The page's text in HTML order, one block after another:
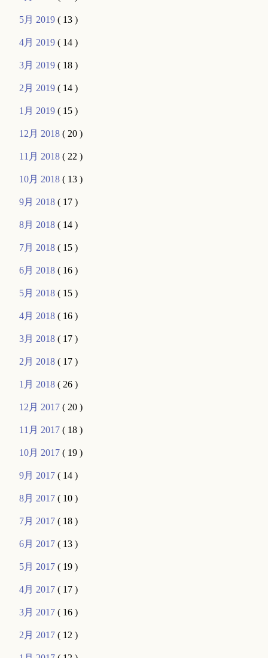
5月 2019( 13 )
4月 2019( 14 )
3月 2019( 18 )
2月 2019( 14 )
1月 2019( 15 )
12月 2018( 20 )
11月 2018( 22 )
10月 2018( 13 )
9月 2018( 17 )
8月 2018( 14 )
7月 2018( 15 )
6月 2018( 16 )
5月 2018( 15 )
4月 2018( 16 )
3月 2018( 17 )
2月 2018( 17 )
1月 2018( 26 )
12月 2017( 20 )
11月 2017( 18 )
10月 2017( 19 )
9月 2017( 14 )
8月 2017( 10 )
7月 2017( 18 )
6月 2017( 13 )
5月 2017( 19 )
4月 2017( 17 )
3月 2017( 16 )
2月 2017( 12 )